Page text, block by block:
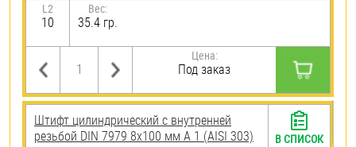
L2
10
Вес:
35.4 гр.
Цена:
Под заказ
Штифт цилиндрический с внутренней
резьбой DIN 7979 8х100 мм А 1 (AISI 303)
В СПИСОК